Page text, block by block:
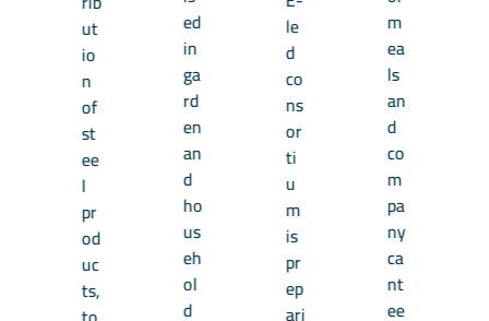
ut
io
n
of
st
ee
l
pr
od
uc
ts,
ed
in
ga
rd
en
an
d
ho
us
eh
ol
d
le
d
co
ns
or
ti
u
m
is
pr
ep
ari
m
ea
ls
an
d
co
m
pa
ny
ca
nt
ee